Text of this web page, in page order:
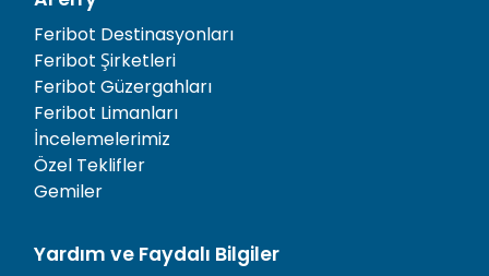
Feribot Destinasyonları
Feribot Şirketleri
Feribot Güzergahları
Feribot Limanları
İncelemelerimiz
Özel Teklifler
Gemiler
Yardım ve Faydalı Bilgiler